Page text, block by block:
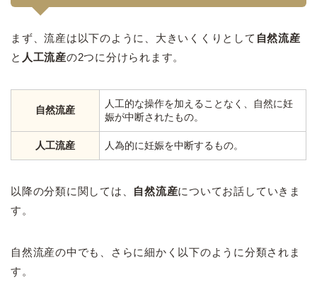
まず、流産は以下のように、大きいくくりとして 自然流産
と 人工流産の2つに分けられます。
自然流産
人工的な操作を加えることなく、自然に妊
娠が中断されたもの。
人工流産 人為的に妊娠を中断するもの。
以降の分類に関しては、 自然流産についてお話していきま
す。
自然流産の中でも、さらに細かく以下のように分類されま
す。